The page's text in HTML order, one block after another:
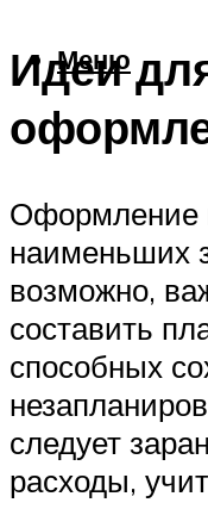
Меню
Идеи
Оформление
наименьших
возможно,
составить
способных
следует
расходы,